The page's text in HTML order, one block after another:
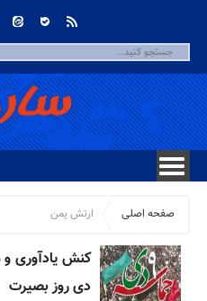
صفحه اصلی ارتش یمن
دی روز بصیرت